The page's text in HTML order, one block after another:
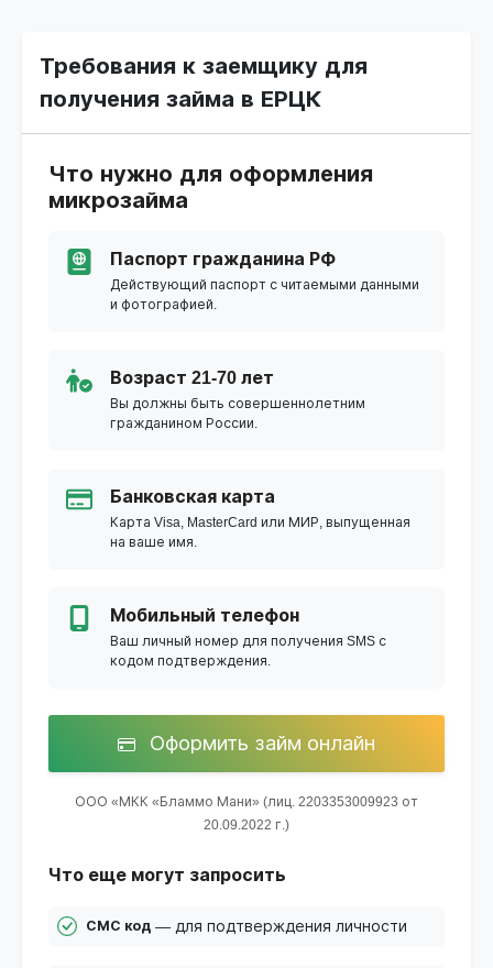
Требования к заемщику для
получения займа в ЕРЦК
Что нужно для оформления
микрозайма
Паспорт гражданина РФ
Действующий паспорт с читаемыми данными
и фотографией.
Возраст 21-70 лет
Вы должны быть совершеннолетним
гражданином России.
Банковская карта
Карта Visa, MasterCard или МИР, выпущенная
на ваше имя.
Мобильный телефон
Ваш личный номер для получения SMS с
кодом подтверждения.
Оформить займ онлайн
ООО «МКК «Бламмо Мани» (лиц. 2203353009923 от
20.09.2022 г.)
Что еще могут запросить
СМС код — для подтверждения личности